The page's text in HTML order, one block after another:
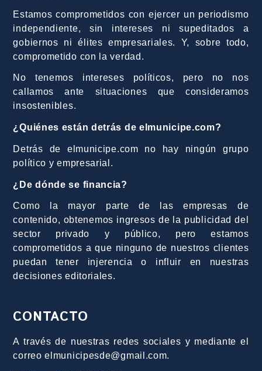
Estamos comprometidos con ejercer un periodismo
independiente, sin intereses ni supeditados a
gobiernos ni élites empresariales. Y, sobre todo,
comprometido con la verdad.
No tenemos intereses políticos, pero no nos
callamos ante situaciones que consideramos
insostenibles.
¿Quiénes están detrás de elmunicipe.com?
Detrás de elmunicipe.com no hay ningún grupo
político y empresarial.
¿De dónde se financia?
Como la mayor parte de las empresas de
contenido, obtenemos ingresos de la publicidad del
sector privado y público, pero estamos
comprometidos a que ninguno de nuestros clientes
puedan tener injerencia o influir en nuestras
decisiones editoriales.
CONTACTO
A través de nuestras redes sociales y mediante el
correo elmunicipesde@gmail.com.